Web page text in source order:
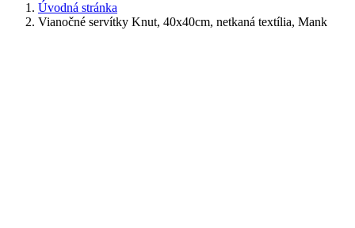
Úvodná stránka
Vianočné servítky Knut, 40x40cm, netkaná textília, Mank